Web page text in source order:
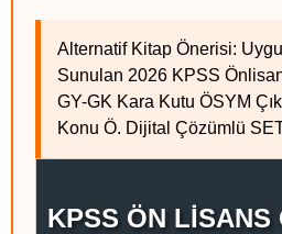
Alternatif Kitap Önerisi:
Sunulan 2026 KPSS
GY-GK Kara Kutu ÖSYM
Konu Ö. Dijital Çözümlü
KPSS ÖN LİSANS